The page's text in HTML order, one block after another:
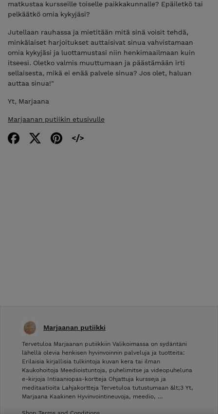
matkustaa kursseille toiselle paikkakunnalle? Epäiletkö tai
pelkäätkö omia kykyjäsi?
Jutellaan rauhassa ja mietitään mitä sinä voisit tehdä,
minkälaiset harjoitukset auttaisivat sinua vahvistamaan
omia kykyjäsi ja luottamustasi niin henkimaailmaan kuin
itseesi. Oletko valmis muuttumaan ja päästämään irti
sellaisesta, mikä ei enää palvele sinua? Jos olet, haluan
auttaa sinua!"
Yt, Marjaana
Marjaanan putiikin etusivulle
Marjaanan putiikki
Tervetuloa Marjaanan putiikkiin Valikoimassa on sydäntäni
lähellä olevia henkisen hyvinvoinnin palveluja ja tuotteita:
Erilaisia kirjallisia tulkintoja kuvan kera tai ilman
Kaukohoitoja Meedioistuntoja, puhelimitse ja videopuheluna
e-kirjoja Intiaaniopas-kortteja Ohjattuja kursseja ja
meditaatioita Lahjakortteja Tervetuloa tutustumaan &lt;3 Yt,
Marjaana Kaakinen Hyvinvointineuvoja, meedio, …